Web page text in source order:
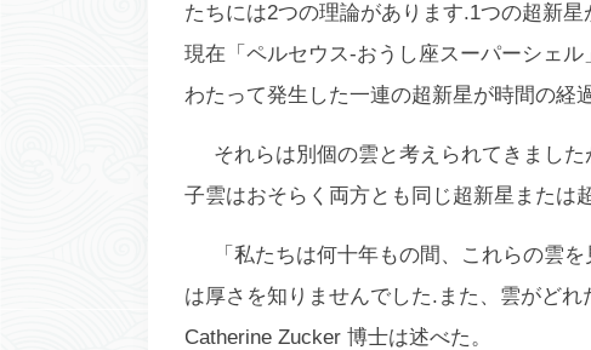
たちには2つの理論があります.1つの超新
現在「ペルセウス-おうし座スーパーシェ
わたって発生した一連の超新星が時間の経
それらは別個の雲と考えられてきまし
子雲はおそらく両方とも同じ超新星または
「私たちは何十年もの間、これらの雲
は厚さを知りませんでした.また、雲がど
Catherine Zucker 博士は述べた。